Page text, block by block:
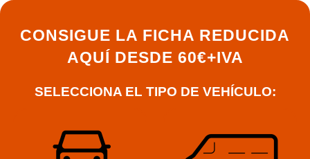
CONSIGUE LA FICHA REDUCIDA
AQUÍ DESDE 60€+IVA
SELECCIONA EL TIPO DE VEHÍCULO: